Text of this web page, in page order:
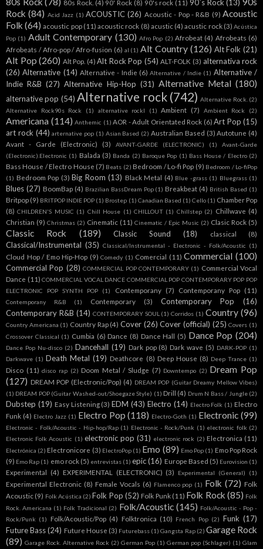
80s Rock. (4) 90' Rock (8) 90's rock (11) 90´s Rock (13)
Rock (84) Acid Jazz (1) ACOUSTIC (26) Acoustic - Pop - R&B (9) Acoustic
Folk (64) acoustic pop (11) acoustic rock (8) acustic (4) acustic rock (3) Acústica
Pop (1) Adult Contemporary (130) Afro Pop (2) Afrobeat (4) Afrobeats (6)
Afrobeats / Afro-pop / Afro-fusion (6) al (1) Alt Country (126) Alt Folk (21)
Alt Pop (260) Alt Pop. (4) Alt Rock Pop (54) ALT-FOLK (3) alternativa rock
(26) Alternative (14) Alternative - Indie (6) Alternative / Indie (1) Alternative /
Indie R&B (27) Alternative Hip-Hop (31) Alternative Metal (180)
alternative pop (54) Alternative rock (742) Alternative Rock. (2)
Alternative Rock90s Rock
(1) alternative rockl (1) Ambient (7) Ambient Rock (2)
Americana (114) Anthemic (1) AOR - Adult Orientated Rock (6) Art Pop (15)
art rock (44) arternative pop (1) Asian Based (2) Australian Based (3) Autotune (4)
Avant - Garde (Electronic)
(3) AVANT-GARDE (ELECTRONIC) (1)
Avant-Garde
(Electronic).Electronic (1) Balada (3) Banda (2) Baroque Pop (1) Bass House / Electro (2)
Bass House / Electro House (7) Beats (2) Bedroom / Lo-fi Pop (9) Bedroom / Lo-fiPop
(1) Bedroom Pop (3) Big Room (13) Black Metal (4) Blue -grass (1) Bluegrass (1)
Blues (27) BoomBap (4) Brazilian BassDream Pop (1) Breakbeat (4) British Based (1)
Britpop (9) BRITPOP INDIE POP (1) Brostep (1) Canadian Based (1) Cello (1) Chamber Pop
(8) CHILDREN'S MUSIC (1) Chill House (1) CHILLOUT (1) Chillstep (2) Chillwave (4)
Christian (9) Christmas (2) Cinematic (11) Cinematic / Epic Music (2) Clasic Rock (5)
Classic Rock (189) Classic Sound (18) classical (8)
Classical/Instrumental (35) Classical/Instrumental - Electronic - Folk/Acoustic (1)
Cloud Hop / Emo Hip-Hop (9) Comedy (1) Comercial (11) Commercial (100)
Commercial Pop (28) COMMERCIAL POP CONTEMPORARY (1) Commercial Vocal
Dance (11) COMMERCIAL VOCAL DANCE COMMERCIAL POP CONTEMPORARY POP POP
ELECTRONIC POP SYNTH POP
(1) Contemporany (7) Contemporany Pop (11)
Contemporany R&B (1) Contemporary (3) Contemporary Pop
(16)
Contemporary R&B (14) CONTEMPORARY SOUL (1) Corridos (1) Country (96)
Country Americana (1) Country Rap (4) Cover (26) Cover (official) (25) Covers (1)
Crossover Classical (1) Cumbia (6) Dance (8) Dance Hall (5) Dance Pop (204)
Dance Pop Nu-disco (2) Dancehall (19) Dark pop (8) Dark wave (5) DARK-POP (1)
Darkwave (1) Death Metal (19) Deathcore (8) Deep House (8) Deep Trance (1)
Disco (11) disco rap (2) Doom Metal / Sludge (7) Downtempo (2) Dream Pop
(127) DREAM POP (Electronic/Pop) (4) DREAM POP (Guitar Dreamy Mellow Vibes)
(1) DREAM POP (Guitar Washed-out/Shoegaze Style) (1) Drill (4) Drum N Bass / Jungle (2)
Dubstep (19) Easy Listening (3) EDM (43) Electro (14) Electro Folk (1) Electro
Funk (4) Electro Jazz (1) Electro Pop (118) Electro-Goth (1) Electronic (99)
Electronic - Folk/Acoustic - Hip-hop/Rap (1) Electronic - Rock/Punk (1) electronic folk (2)
Electronic Folk Acoustic (1) electronic pop (31) electronic rock (2) Electronica (11)
Electrónica (2) Electronicore (3) ElectroPop (1) Emo (89) Emo Pop (1) Emo Pop Rock
(9) Emo Rap (1) emo rock (5) entrevistas (1) epic (16) Europe Based (5) Eurovision (1)
Experimental (4) EXPERIMENTAL (ELECTRONIC) (3) Experimental (General) (1)
Experimental Electronic (8) Female Vocals (6) Flamenco pop (1) Folk (72) Folk
Acoustic (9) Folk Acústica (2) Folk Pop (52) Folk Punk (11) Folk Rock (85) Folk
Rock. Americana (1) Folk Tradicional (2) Folk/Acoustic (145) Folk/Acoustic - Pop -
Rock/Punk (1) Folk/Acoustic/Pop (4) Folktronica (10) French Pop (2) Funk (17)
Future Bass (24) Future House (3) Futurebass (1) Gangsta Rap (2) Garage Rock
(89) Garage Rock. Alternative Rock (2) German Pop (1) German pop (Schlager) (1) Glam